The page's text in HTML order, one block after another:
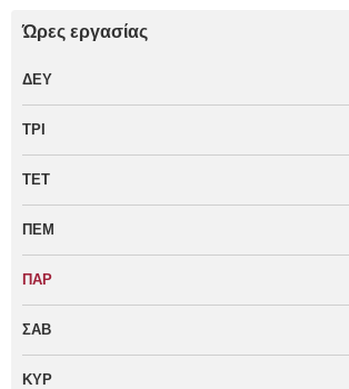
Ώρες εργασίας
ΔΕΥ
ΤΡΙ
ΤΕΤ
ΠΕΜ
ΠΑΡ
ΣΑΒ
ΚΥΡ